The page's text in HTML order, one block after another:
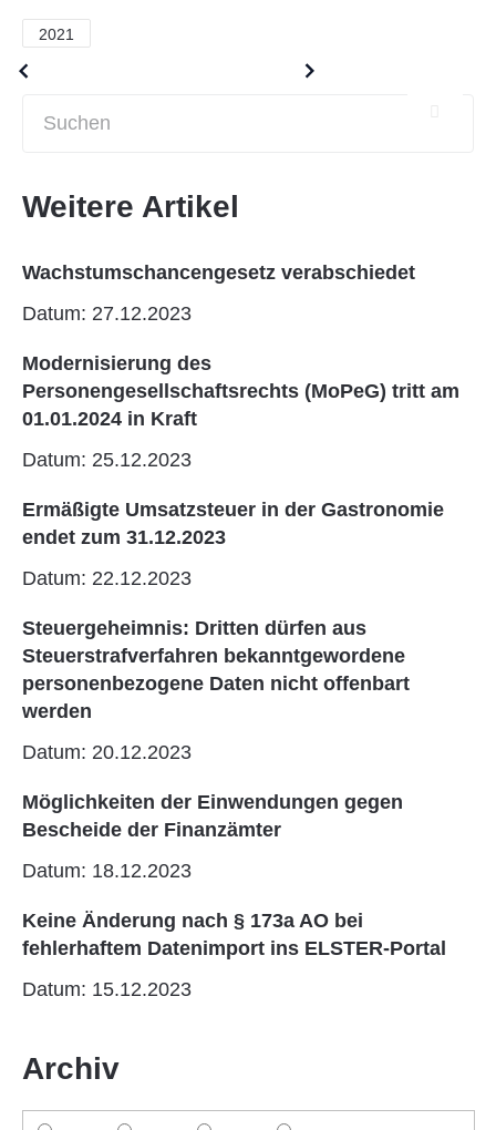
2021
Weitere Artikel
Wachstumschancengesetz verabschiedet
Datum: 27.12.2023
Modernisierung des
Personengesellschaftsrechts (MoPeG) tritt am
01.01.2024 in Kraft
Datum: 25.12.2023
Ermäßigte Umsatzsteuer in der Gastronomie
endet zum 31.12.2023
Datum: 22.12.2023
Steuergeheimnis: Dritten dürfen aus
Steuerstrafverfahren bekanntgewordene
personenbezogene Daten nicht offenbart
werden
Datum: 20.12.2023
Möglichkeiten der Einwendungen gegen
Bescheide der Finanzämter
Datum: 18.12.2023
Keine Änderung nach § 173a AO bei
fehlerhaftem Datenimport ins ELSTER-Portal
Datum: 15.12.2023
Archiv